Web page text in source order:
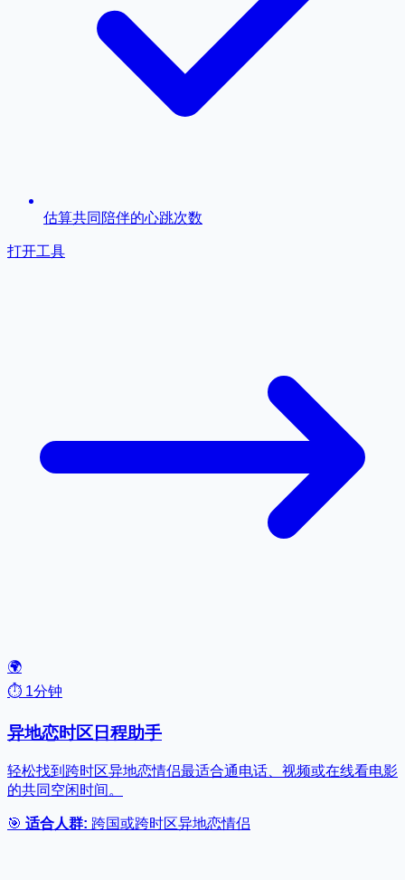
估算共同陪伴的心跳次数
打开工具
🌍
⏱️ 1分钟
异地恋时区日程助手
轻松找到跨时区异地恋情侣最适合通电话、视频或在线看电影
的共同空闲时间。
🎯 适合人群: 跨国或跨时区异地恋情侣